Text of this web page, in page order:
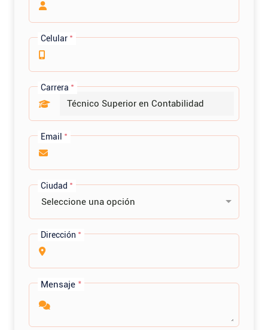
Celular *
Carrera *
Email *
Ciudad *
Seleccione una opción
Dirección *
Mensaje *